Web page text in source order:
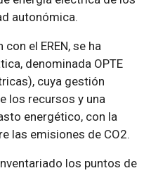
autonómica.
el EREN, se ha
denominada OPTE
cuya gestión
los recursos y una
energético, con la
las emisiones de CO2.
los puntos de